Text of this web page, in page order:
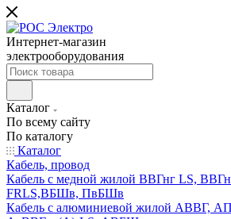
Интернет-магазин
электрооборудования
Каталог
По всему сайту
По каталогу
Каталог
Кабель, провод
Кабель с медной жилой ВВГнг LS,
FRLS,ВБШв, ПвБШв
Кабель с алюминиевой жилой АВВГ,